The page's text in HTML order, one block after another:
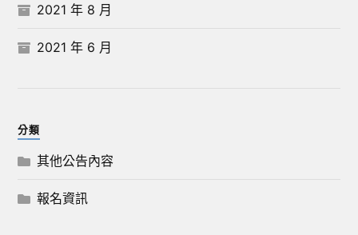
2021 年 8 月
2021 年 6 月
分類
其他公告內容
報名資訊